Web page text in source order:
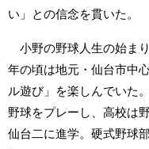
い」との信念を貫いた。
小野の野球人生の始ま
年の頃は地元・仙台市中
ル遊び」を楽しんでいた
野球をプレーし、高校は
仙台二に進学。硬式野球